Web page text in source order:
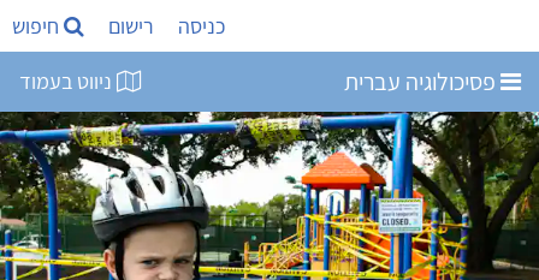
כניסה רישום חיפוש
פסיכולוגיה עברית ניווט בעמוד